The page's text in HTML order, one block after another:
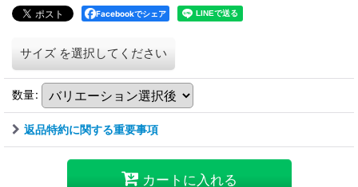
Facebookでシェア
サイズ を選択してください
数量:
返品特約に関する重要事項
カートに入れる